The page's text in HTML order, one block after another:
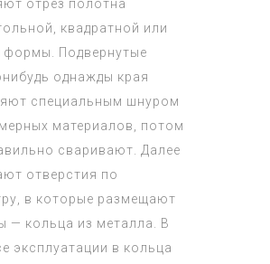
отрез полотна
квадратной или
формы. Подвернутые
однажды края
специальным шнуром
материалов, потом
сваривают. Далее
отверстия по
в которые размещают
— кольца из металла. В
эксплуатации в кольца